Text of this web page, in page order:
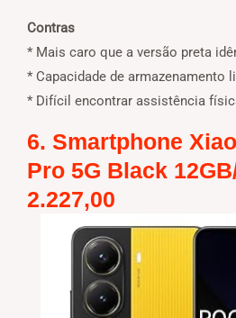
Contras
* Mais caro que a versão preta
* Capacidade de armazenamento
* Difícil encontrar assistência
6. Smartphone
Pro 5G Black
2.227,00